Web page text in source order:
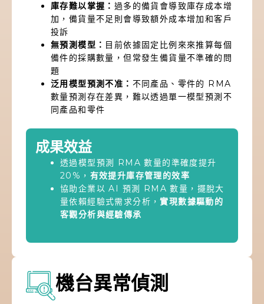
庫存難以掌握： 過多的備貨會導致庫存成本增
加，備貨量不足則會導致額外成本增加和客戶
投訴
無預測模型： 目前依據固定比例來來推算每個
備件的採購數量，但常發生備貨量不準確的問
題
泛用模型預測不准： 不同產品、零件的 RMA
數量預測存在差異，難以透過單一模型預測不
同產品和零件
成果效益
透過模型預測 RMA 數量的準確度提升
20%， 有效提升庫存管理的效率
協助企業以 AI 預測 RMA 數量，擺脫大
量依賴經驗式需求分析，實現數據驅動的
客觀分析與經驗傳承
機台異常偵測